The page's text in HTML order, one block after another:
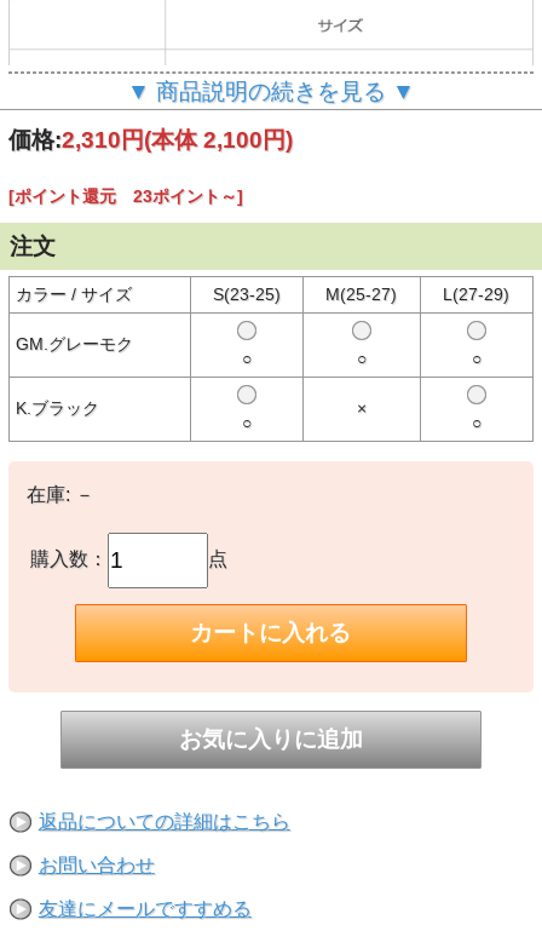
（単位：cm）
【商品説明】
3足セットになったくるぶし丈の吸汗速乾ソックスです。長時間の歩
行やランニング時に生じやすいアーチのくずれを軽減する、アーチサ
ポート機能付きです。銀イオンによる抗菌防臭効果を発揮するポリジ
ン加工を施し、嫌なにおいを軽減します。蒸れやすい足底部には凸凹
形状のアンイーブンパイルを入れることで足をドライに保ち、シュー
ズ内の快適さを維持。
【素材】
○本体：リサイクルポリエステル、コットン、ナイロン、ポリウレタ
【生産国】
○ベトナム製
※撮影時の環境やご使用のPCモニター等の環境により実際の色味と
多少異なる場合があります。
※当店取扱い商品は一部店頭在庫と共有をしております。
す。完売や欠品の場合は大変ご迷惑をおかけしますが、予めご了承の
うえ注文頂けますようお願い申し上げます。
▼ 商品説明の続きを見る ▼
価格:2,310円(本体 2,100円)
[ポイント還元 23ポイント～]
注文
カラー / サイズ S(23-25) M(25-27) L(27-29)
GM.グレーモク
○
○ ○
K.ブラック
○
×
○
在庫: －
購入数： 点
返品についての詳細はこちら
お問い合わせ
友達にメールですすめる